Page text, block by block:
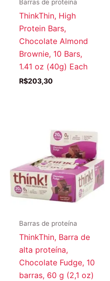
Barras de proteína
ThinkThin, High
Protein Bars,
Chocolate Almond
Brownie, 10 Bars,
1.41 oz (40g) Each
R$203,30
Barras de proteína
ThinkThin, Barra de
alta proteína,
Chocolate Fudge, 10
barras, 60 g (2,1 oz)